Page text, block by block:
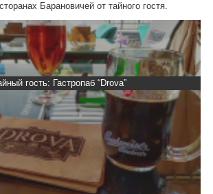
Барановичей от тайного гостя.
гость: Гастропаб “Drova”